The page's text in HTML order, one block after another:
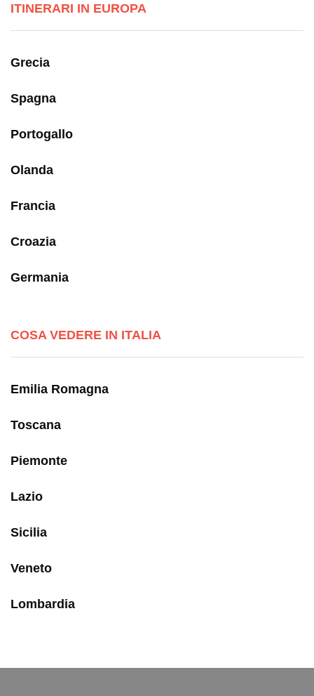
ITINERARI IN EUROPA
Grecia
Spagna
Portogallo
Olanda
Francia
Croazia
Germania
COSA VEDERE IN ITALIA
Emilia Romagna
Toscana
Piemonte
Lazio
Sicilia
Veneto
Lombardia